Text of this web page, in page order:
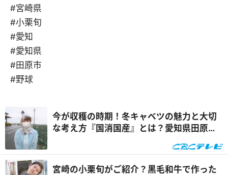
#宮崎県
#小栗旬
#愛知
#愛知県
#田原市
#野球
今が収穫の時期！冬キャベツの魅力と大切
な考え方『国消国産』とは？愛知県田原市
宮崎の小栗旬がご紹介？黒毛和牛で作った